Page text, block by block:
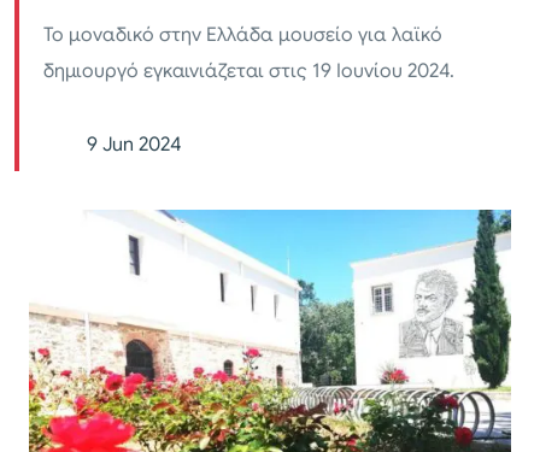
Το μοναδικό στην Ελλάδα μουσείο για λαϊκό
δημιουργό εγκαινιάζεται στις 19 Ιουνίου 2024.
9 Jun 2024